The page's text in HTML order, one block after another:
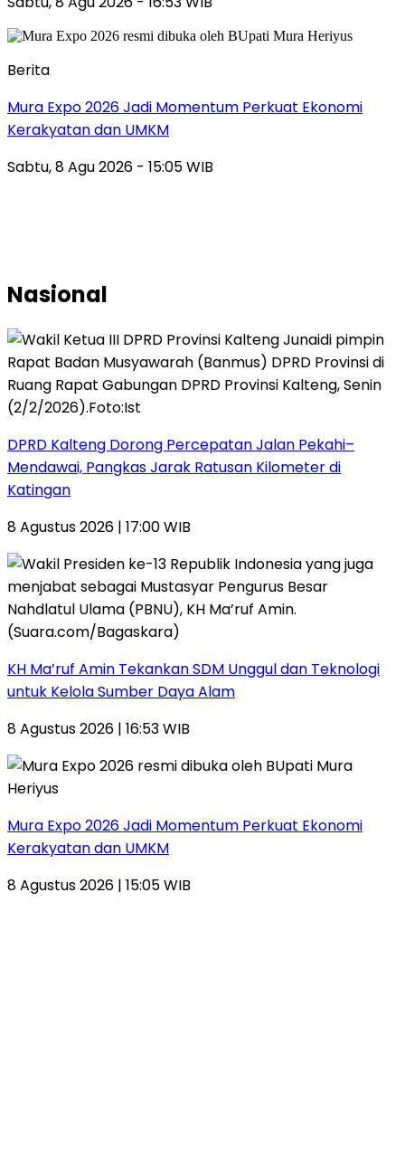
Berita
Mura Expo 2026 Jadi Momentum Perkuat Ekonomi
Kerakyatan dan UMKM
Sabtu, 8 Agu 2026 - 15:05 WIB
Nasional
DPRD Kalteng Dorong Percepatan Jalan Pekahi–
Mendawai, Pangkas Jarak Ratusan Kilometer di
Katingan
8 Agustus 2026 | 17:00 WIB
KH Ma’ruf Amin Tekankan SDM Unggul dan Teknologi
untuk Kelola Sumber Daya Alam
8 Agustus 2026 | 16:53 WIB
Mura Expo 2026 Jadi Momentum Perkuat Ekonomi
Kerakyatan dan UMKM
8 Agustus 2026 | 15:05 WIB